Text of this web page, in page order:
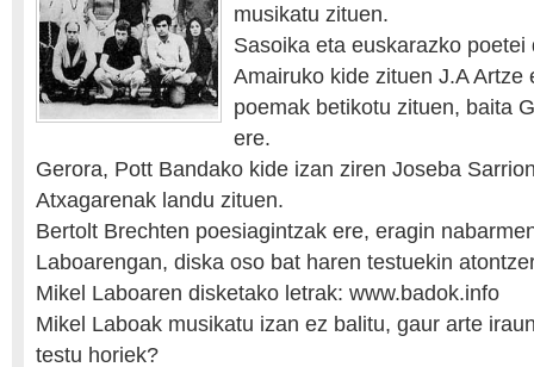
musikatu zituen.
Sasoika eta euskarazko
Amairuko kide zituen J.A Artze
poemak betikotu zituen, baita
ere.
Gerora, Pott Bandako kide izan ziren Joseba
Atxagarenak landu zituen.
Bertolt Brechten poesiagintzak ere, eragin
Laboarengan, diska oso bat haren testuekin
Mikel Laboaren disketako letrak: www.badok.info
Mikel Laboak musikatu izan ez balitu, gaur arte
testu horiek?